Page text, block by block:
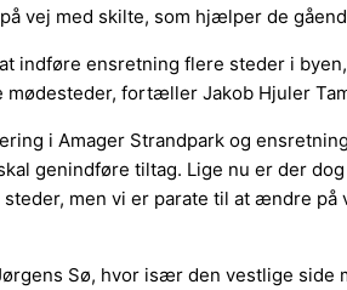
vej med skilte, som hjælper de
indføre ensretning flere steder i
fortæller Jakob Hjuler
i Amager Strandpark og
genindføre tiltag. Lige nu er der
men vi er parate til at ændre på
Sø, hvor især den vestlige side